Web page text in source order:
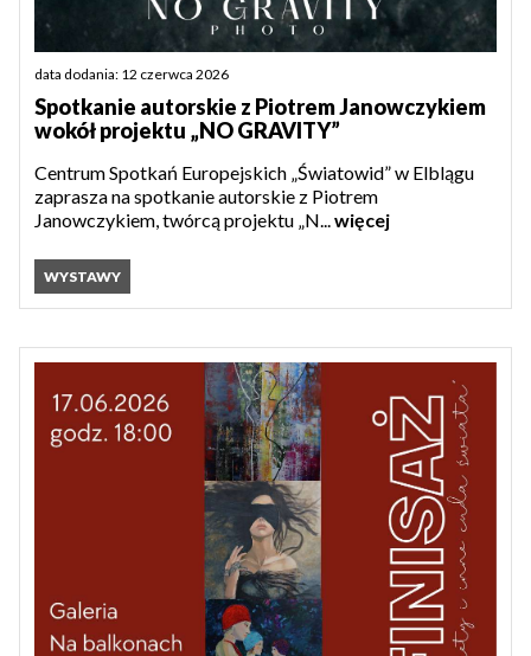
data dodania: 12 czerwca 2026
Spotkanie autorskie z Piotrem Janowczykiem
wokół projektu „NO GRAVITY”
Centrum Spotkań Europejskich „Światowid” w Elblągu
zaprasza na spotkanie autorskie z Piotrem
Janowczykiem, twórcą projektu „N...więcej
WYSTAWY